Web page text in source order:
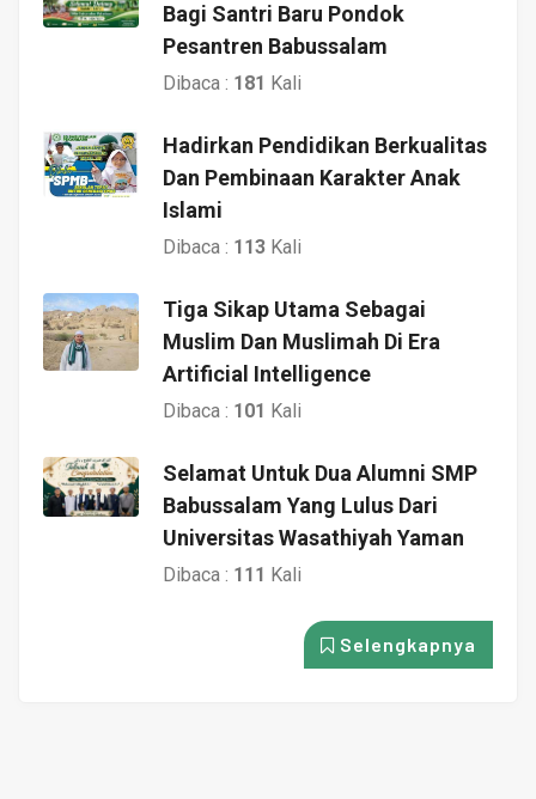
Bagi Santri Baru Pondok
Pesantren Babussalam
Dibaca : 181 Kali
Hadirkan Pendidikan Berkualitas
Dan Pembinaan Karakter Anak
Islami
Dibaca : 113 Kali
Tiga Sikap Utama Sebagai
Muslim Dan Muslimah Di Era
Artificial Intelligence
Dibaca : 101 Kali
Selamat Untuk Dua Alumni SMP
Babussalam Yang Lulus Dari
Universitas Wasathiyah Yaman
Dibaca : 111 Kali
Selengkapnya